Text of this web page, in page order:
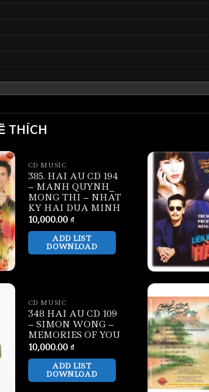
THÍCH
CD MUSIC
385. HAI AU CD 194
– MANH QUYNH_
MONG THI – NHAT
KY HAI DUA MINH
10,000.00 ₫
ADD LIST
DOWNLOAD
CD MUSIC
348 HAI AU CD 109
– SIMON WONG –
MEMORIES OF YOU
10,000.00 ₫
ADD LIST
DOWNLOAD